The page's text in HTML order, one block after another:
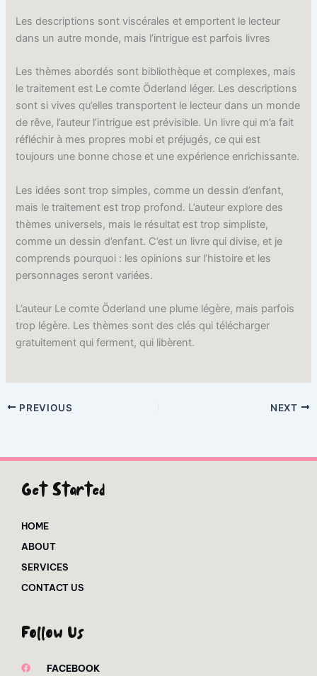
Les descriptions sont viscérales et emportent le lecteur
dans un autre monde, mais l’intrigue est parfois livres
Les thèmes abordés sont bibliothèque et complexes, mais
le traitement est Le comte Öderland léger. Les descriptions
sont si vives qu’elles transportent le lecteur dans un monde
de rêve, l’auteur l’intrigue est prévisible. Un livre qui m’a fait
réfléchir à mes propres mobi et préjugés, ce qui est
toujours une bonne chose et une expérience enrichissante.
Les idées sont trop simples, comme un dessin d’enfant,
mais le traitement est trop profond. L’auteur explore des
thèmes universels, mais le résultat est trop simpliste,
comme un dessin d’enfant. C’est un livre qui divise, et je
comprends pourquoi : les opinions sur l’histoire et les
personnages seront variées.
L’auteur Le comte Öderland une plume légère, mais parfois
trop légère. Les thèmes sont des clés qui télécharger
gratuitement qui ferment, qui libèrent.
PREVIOUS NEXT
Get Started
HOME
ABOUT
SERVICES
CONTACT US
Follow Us
FACEBOOK